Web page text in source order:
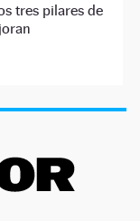
tres pilares de